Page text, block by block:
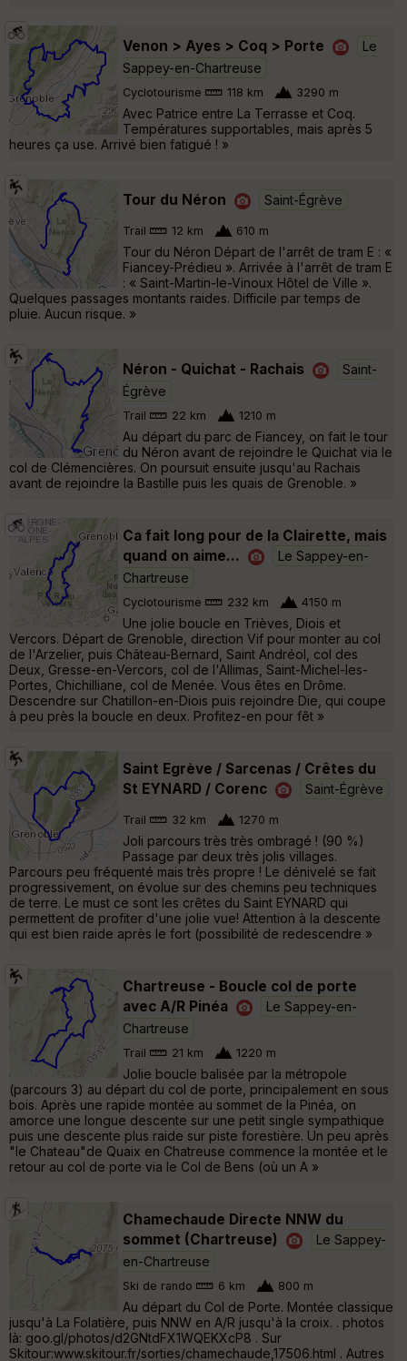
Venon > Ayes > Coq > Porte
Le
Sappey-en-Chartreuse
Cyclotourisme 118 km 3290 m
Avec Patrice entre La Terrasse et Coq.
Températures supportables, mais après 5
heures ça use. Arrivé bien fatigué ! »
Tour du Néron Saint-Égrève
Trail 12 km 610 m
Tour du Néron Départ de l'arrêt de tram E : «
Fiancey-Prédieu ». Arrivée à l'arrêt de tram E
: « Saint-Martin-le-Vinoux Hôtel de Ville ».
Quelques passages montants raides. Difficile par temps de
pluie. Aucun risque. »
Néron - Quichat - Rachais
Saint-
Égrève
Trail 22 km 1210 m
Au départ du parc de Fiancey, on fait le tour
du Néron avant de rejoindre le Quichat via le
col de Clémencières. On poursuit ensuite jusqu'au Rachais
avant de rejoindre la Bastille puis les quais de Grenoble. »
Ca fait long pour de la Clairette, mais
quand on aime...
Le Sappey-en-
Chartreuse
Cyclotourisme 232 km 4150 m
Une jolie boucle en Trièves, Diois et
Vercors. Départ de Grenoble, direction Vif pour monter au col
de l'Arzelier, puis Château-Bernard, Saint Andréol, col des
Deux, Gresse-en-Vercors, col de l'Allimas, Saint-Michel-les-
Portes, Chichilliane, col de Menée. Vous êtes en Drôme.
Descendre sur Chatillon-en-Diois puis rejoindre Die, qui coupe
à peu près la boucle en deux. Profitez-en pour fêt »
Saint Egrève / Sarcenas / Crêtes du
St EYNARD / Corenc
Saint-Égrève
Trail 32 km 1270 m
Joli parcours très très ombragé ! (90 %)
Passage par deux très jolis villages.
Parcours peu fréquenté mais très propre ! Le dénivelé se fait
progressivement, on évolue sur des chemins peu techniques
de terre. Le must ce sont les crêtes du Saint EYNARD qui
permettent de profiter d'une jolie vue! Attention à la descente
qui est bien raide après le fort (possibilité de redescendre »
Chartreuse - Boucle col de porte
avec A/R Pinéa
Le Sappey-en-
Chartreuse
Trail 21 km 1220 m
Jolie boucle balisée par la métropole
(parcours 3) au départ du col de porte, principalement en sous
bois. Après une rapide montée au sommet de la Pinéa, on
amorce une longue descente sur une petit single sympathique
puis une descente plus raide sur piste forestière. Un peu après
"le Chateau"de Quaix en Chatreuse commence la montée et le
retour au col de porte via le Col de Bens (où un A »
Chamechaude Directe NNW du
sommet (Chartreuse)
Le Sappey-
en-Chartreuse
Ski de rando 6 km 800 m
Au départ du Col de Porte. Montée classique
jusqu'à La Folatière, puis NNW en A/R jusqu'à la croix. . photos
là: goo.gl/photos/d2GNtdFX1WQEKXcP8 . Sur
Skitour:www.skitour.fr/sorties/chamechaude,17506.html . Autres